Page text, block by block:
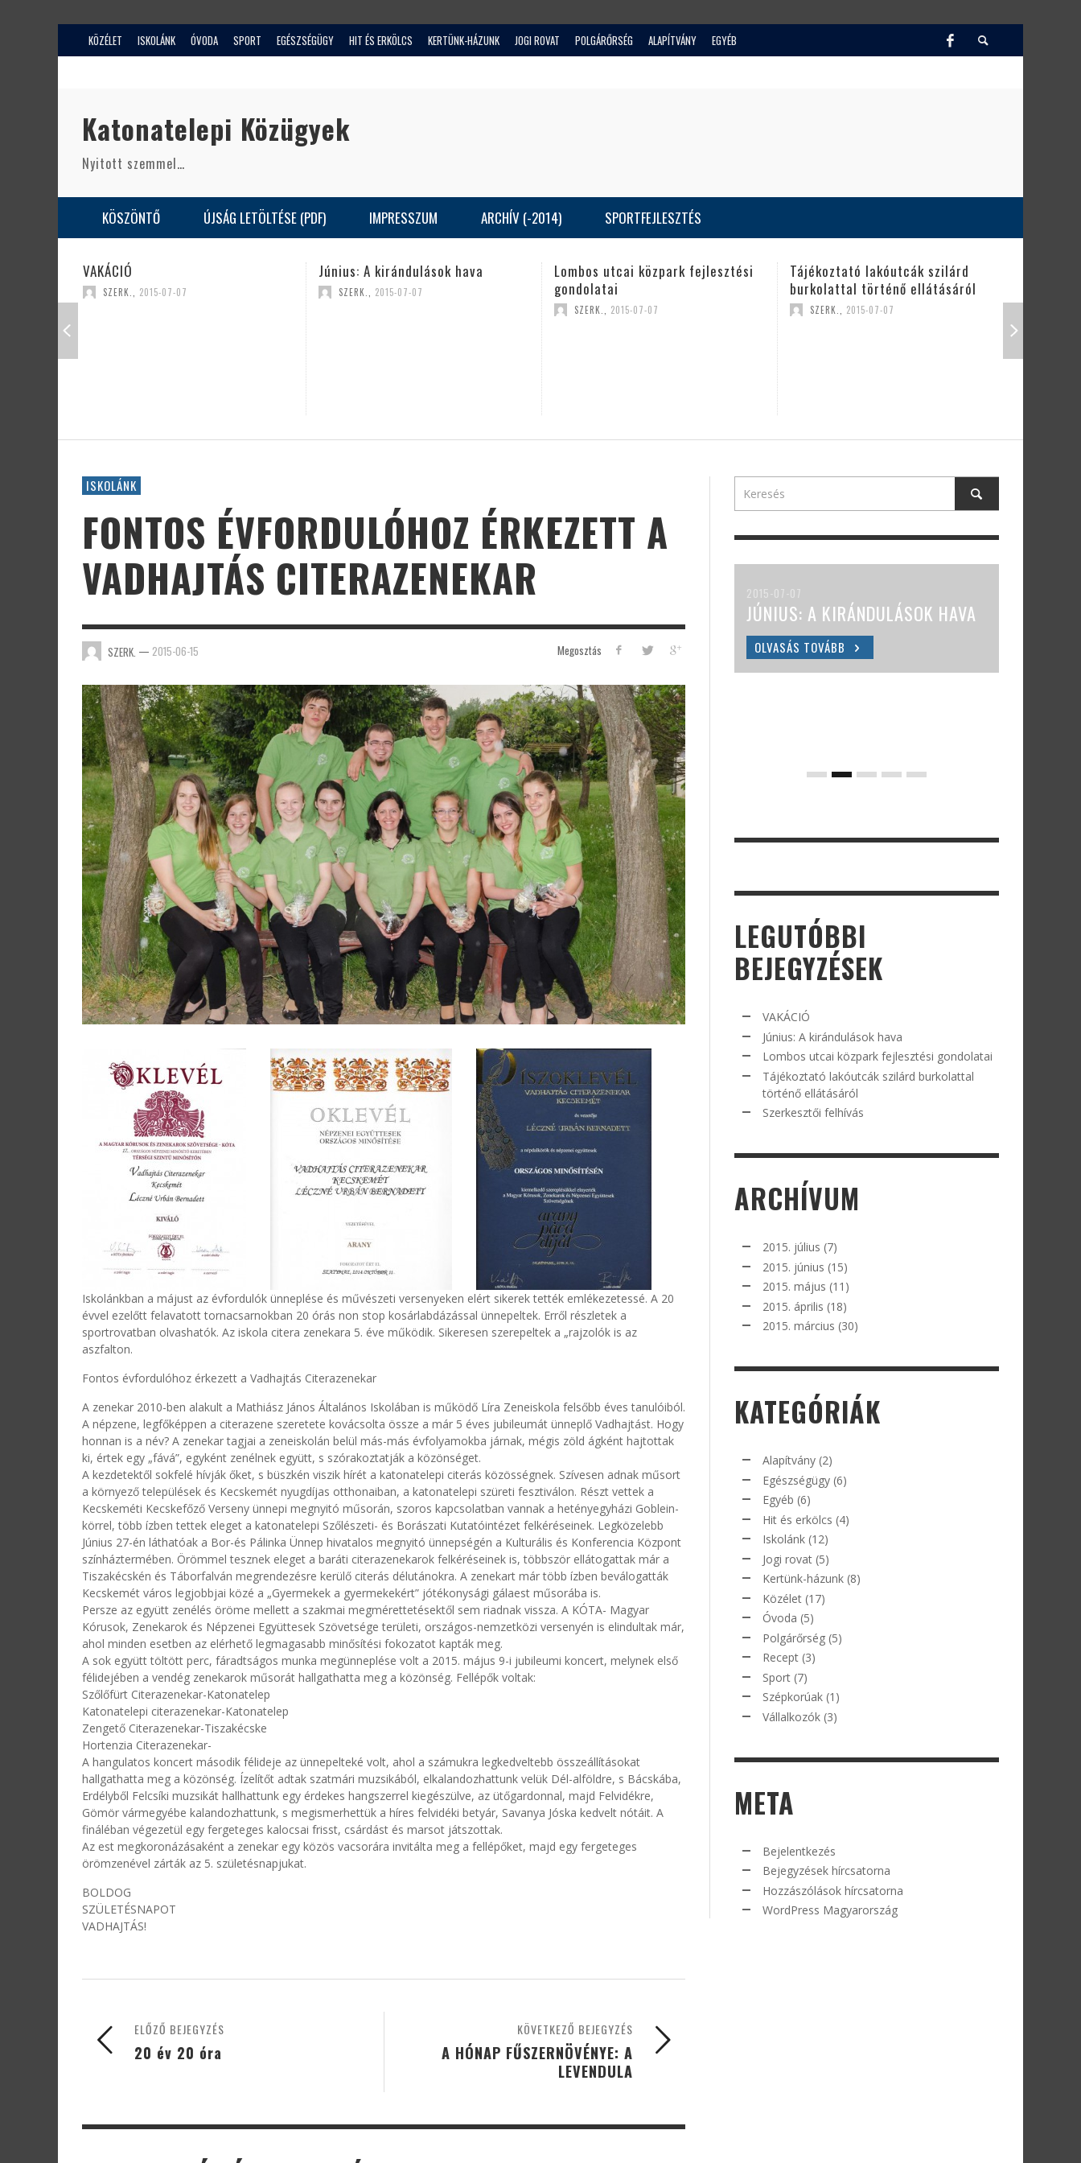
KÖZÉLET ISKOLÁNK ÓVODA SPORT EGÉSZSÉGÜGY HIT ÉS ERKÖLCS KERTÜNK-HÁZUNK JOGI ROVAT POLGÁRŐRSÉG ALAPÍTVÁNY EGYÉB
Katonatelepi Közügyek
Nyitott szemmel…
KÖSZÖNTŐ ÚJSÁG LETÖLTÉSE (PDF) IMPRESSZUM ARCHÍV (-2014) SPORTFEJLESZTÉS
Június: A kirándulások hava
SZERK. 2015-07-07
Lombos utcai közpark fejlesztési
gondolatai
Tájékoztató lakóutcák szilárd
burkolattal történő ellátásáról
SZERK. 2015-07-07
Szerkesztői felhívás
SZERK., 2015-07-07
ISKOLÁNK
FONTOS ÉVFORDULÓHOZ ÉRKEZETT A
VADHAJTÁS CITERAZENEKAR
Megosztás
SZERK. — 2015-06-15
Iskolánkban a májust az évfordulók ünneplése és művészeti versenyeken elért sikerek tették emlékezetessé. A 20
évvel ezelőtt felavatott tornacsarnokban 20 órás non stop kosárlabdázással ünnepeltek. Erről részletek a
sportrovatban olvashatók. Az iskola citera zenekara 5. éve működik. Sikeresen szerepeltek a „rajzolók is az
aszfalton.
Fontos évfordulóhoz érkezett a Vadhajtás Citerazenekar
A zenekar 2010-ben alakult a Mathiász János Általános Iskolában is működő Líra Zeneiskola felsőbb éves tanulóiból.
A népzene, legfőképpen a citerazene szeretete kovácsolta össze a már 5 éves jubileumát ünneplő Vadhajtást. Hogy
honnan is a név? A zenekar tagjai a zeneiskolán belül más-más évfolyamokba járnak, mégis zöld ágként hajtottak
ki, értek egy „fává”, egyként zenélnek együtt, s szórakoztatják a közönséget.
A kezdetektől sokfelé hívják őket, s büszkén viszik hírét a katonatelepi citerás közösségnek. Szívesen adnak műsort
a környező települések és Kecskemét nyugdíjas otthonaiban, a katonatelepi szüreti fesztiválon. Részt vettek a
Kecskeméti Kecskefőző Verseny ünnepi megnyitó műsorán, szoros kapcsolatban vannak a hetényegyházi Goblein-
körrel, több ízben tettek eleget a katonatelepi Szőlészeti- és Borászati Kutatóintézet felkéréseinek. Legközelebb
Június 27-én láthatóak a Bor-és Pálinka Ünnep hivatalos megnyitó ünnepségén a Kulturális és Konferencia Központ
színháztermében. Örömmel tesznek eleget a baráti citerazenekarok felkéréseinek is, többször ellátogattak már a
Tiszakécskén és Táborfalván megrendezésre kerülő citerás délutánokra. A zenekart már több ízben beválogatták
Kecskemét város legjobbjai közé a „Gyermekek a gyermekekért” jótékonysági gálaest műsorába is.
Persze az együtt zenélés öröme mellett a szakmai megmérettetésektől sem riadnak vissza. A KÓTA- Magyar
Kórusok, Zenekarok és Népzenei Együttesek Szövetsége területi, országos-nemzetközi versenyén is elindultak már,
ahol minden esetben az elérhető legmagasabb minősítési fokozatot kapták meg.
A sok együtt töltött perc, fáradtságos munka megünneplése volt a 2015. május 9-i jubileumi koncert, melynek első
félidejében a vendég zenekarok műsorát hallgathatta meg a közönség. Fellépők voltak:
Szőlőfürt Citerazenekar-Katonatelep
Katonatelepi citerazenekar-Katonatelep
Zengető Citerazenekar-Tiszakécske
Hortenzia Citerazenekar-
A hangulatos koncert második félideje az ünnepelteké volt, ahol a számukra legkedveltebb összeállításokat
hallgathatta meg a közönség. Ízelítőt adtak szatmári muzsikából, elkalandozhattunk velük Dél-alföldre, s Bácskába,
Erdélyből Felcsíki muzsikát hallhattunk egy érdekes hangszerrel kiegészülve, az ütőgardonnal, majd Felvidékre,
Gömör vármegyébe kalandozhattunk, s megismerhettük a híres felvidéki betyár, Savanya Jóska kedvelt nótáit. A
fináléban végezetül egy fergeteges kalocsai frisst, csárdást és marsot játszottak.
Az est megkoronázásaként a zenekar egy közös vacsorára invitálta meg a fellépőket, majd egy fergeteges
örömzenével zárták az 5. születésnapjukat.
BOLDOG
SZÜLETÉSNAPOT
VADHAJTÁS!
KÖVETKEZŐ BEJEGYZÉS
A HÓNAP FŰSZERNÖVÉNYE: A
LEVENDULA
ELŐZŐ BEJEGYZÉS
20 év 20 óra
2015-07-07
JÚNIUS: A KIRÁNDULÁSOK HAVA
OLVASÁS TOVÁBB
LEGUTÓBBI
BEJEGYZÉSEK
VAKÁCIÓ
Június: A kirándulások hava
Lombos utcai közpark fejlesztési gondolatai
Tájékoztató lakóutcák szilárd burkolattal
történő ellátásáról
Szerkesztői felhívás
ARCHÍVUM
2015. július (7)
2015. június (15)
2015. május (11)
2015. április (18)
2015. március (30)
KATEGÓRIÁK
Alapítvány (2)
Egészségügy (6)
Egyéb (6)
Hit és erkölcs (4)
Iskolánk (12)
Jogi rovat (5)
Kertünk-házunk (8)
Közélet (17)
Óvoda (5)
Polgárőrség (5)
Recept (3)
Sport (7)
Szépkorúak (1)
Vállalkozók (3)
META
Bejelentkezés
Bejegyzések hírcsatorna
Hozzászólások hírcsatorna
WordPress Magyarország